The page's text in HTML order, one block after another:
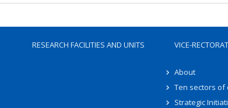
RESEARCH FACILITIES AND UNITS VICE-
About
Ten sectors of
Strategic